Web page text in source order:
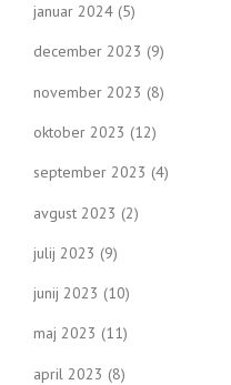
januar 2024 (5)
december 2023 (9)
november 2023 (8)
oktober 2023 (12)
september 2023 (4)
avgust 2023 (2)
julij 2023 (9)
junij 2023 (10)
maj 2023 (11)
april 2023 (8)